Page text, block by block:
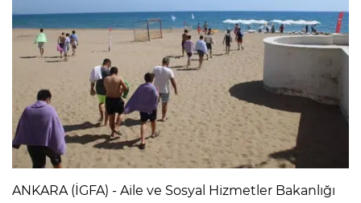
ANKARA (İGFA) - Aile ve Sosyal Hizmetler Bakanlığı